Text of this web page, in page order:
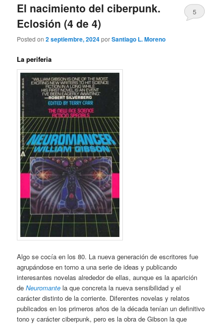
El nacimiento del ciberpunk.
Eclosión (4 de 4)
Posted on2 septiembre, 2024porSantiago L. Moreno
5
La periferia
Algo se cocía en los 80. La nueva generación de escritores fue
agrupándose en torno a una serie de ideas y publicando
interesantes novelas alrededor de ellas, aunque es la aparición
deNeuromante la que concreta la nueva sensibilidad y el
carácter distinto de la corriente. Diferentes novelas y relatos
publicados en los primeros años de la década tenían un definitivo
tono y carácter ciberpunk, pero es la obra de Gibson la que